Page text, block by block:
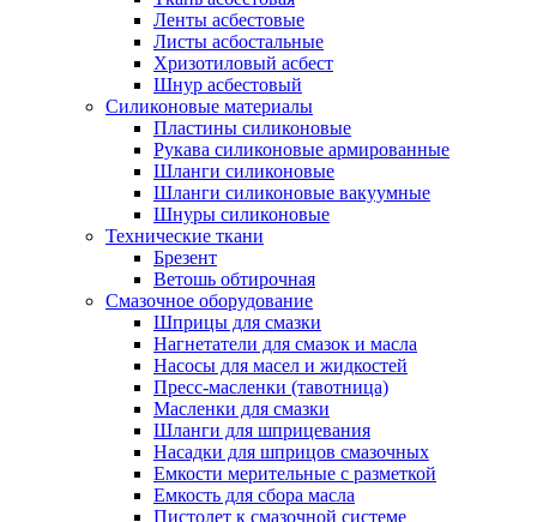
Ленты асбестовые
Листы асбостальные
Хризотиловый асбеcт
Шнур асбестовый
Силиконовые материалы
Пластины силиконовые
Рукава силиконовые армированные
Шланги силиконовые
Шланги силиконовые вакуумные
Шнуры силиконовые
Технические ткани
Брезент
Ветошь обтирочная
Смазочное оборудование
Шприцы для смазки
Нагнетатели для смазок и масла
Насосы для масел и жидкостей
Пресс-масленки (тавотница)
Масленки для смазки
Шланги для шприцевания
Насадки для шприцов смазочных
Емкости мерительные с разметкой
Емкость для сбора масла
Пистолет к смазочной системе